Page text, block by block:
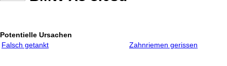
Potentielle Ursachen
Falsch getankt
Zahnriemen gerissen